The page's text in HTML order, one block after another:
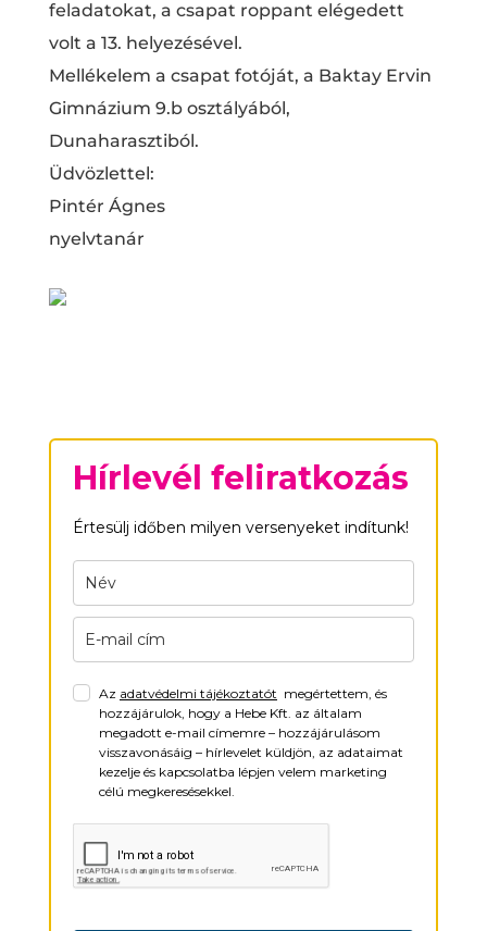
feladatokat, a csapat roppant elégedett
volt a 13. helyezésével.
Mellékelem a csapat fotóját, a Baktay Ervin
Gimnázium 9.b osztályából,
Dunaharasztiból.
Üdvözlettel:
Pintér Ágnes
nyelvtanár
Hírlevél feliratkozás
Értesülj időben milyen versenyeket indítunk!
Az adatvédelmi tájékoztatót megértettem, és
hozzájárulok, hogy a Hebe Kft. az általam
megadott e-mail címemre – hozzájárulásom
visszavonásáig – hírlevelet küldjön, az adataimat
kezelje és kapcsolatba lépjen velem marketing
célú megkeresésekkel.